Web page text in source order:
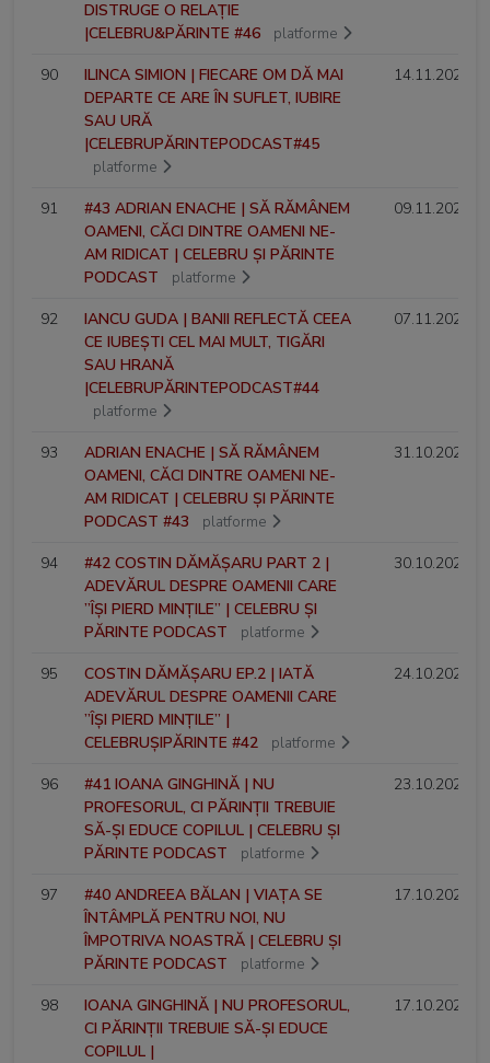
DISTRUGE O RELAȚIE
|CELEBRU&PĂRINTE #46
platforme
90
ILINCA SIMION | FIECARE OM DĂ MAI
DEPARTE CE ARE ÎN SUFLET, IUBIRE
SAU URĂ
|CELEBRUPĂRINTEPODCAST#45
platforme
14.11.2024
91
#43 ADRIAN ENACHE | SĂ RĂMÂNEM
OAMENI, CĂCI DINTRE OAMENI NE-
AM RIDICAT | CELEBRU ȘI PĂRINTE
PODCAST
platforme
09.11.2024
92
IANCU GUDA | BANII REFLECTĂ CEEA
CE IUBEȘTI CEL MAI MULT, TIGĂRI
SAU HRANĂ
|CELEBRUPĂRINTEPODCAST#44
platforme
07.11.2024
93
ADRIAN ENACHE | SĂ RĂMÂNEM
OAMENI, CĂCI DINTRE OAMENI NE-
AM RIDICAT | CELEBRU ȘI PĂRINTE
PODCAST #43
platforme
31.10.2024
94
#42 COSTIN DĂMĂȘARU PART 2 |
ADEVĂRUL DESPRE OAMENII CARE
”ÎȘI PIERD MINȚILE” | CELEBRU ȘI
PĂRINTE PODCAST
platforme
30.10.2024
95
COSTIN DĂMĂȘARU EP.2 | IATĂ
ADEVĂRUL DESPRE OAMENII CARE
”ÎȘI PIERD MINȚILE” |
CELEBRUȘIPĂRINTE #42
platforme
24.10.2024
96
#41 IOANA GINGHINĂ | NU
PROFESORUL, CI PĂRINȚII TREBUIE
SĂ-ȘI EDUCE COPILUL | CELEBRU ȘI
PĂRINTE PODCAST
platforme
23.10.2024
97
#40 ANDREEA BĂLAN | VIAȚA SE
ÎNTÂMPLĂ PENTRU NOI, NU
ÎMPOTRIVA NOASTRĂ | CELEBRU ȘI
PĂRINTE PODCAST
platforme
17.10.2024
98
IOANA GINGHINĂ | NU PROFESORUL,
CI PĂRINȚII TREBUIE SĂ-ȘI EDUCE
COPILUL |
17.10.2024